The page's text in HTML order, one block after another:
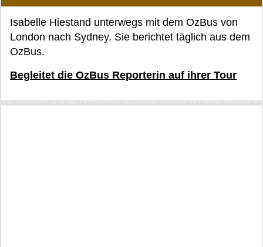
Isabelle Hiestand unterwegs mit dem OzBus von
London nach Sydney. Sie berichtet täglich aus dem
OzBus.
Begleitet die OzBus Reporterin auf ihrer Tour